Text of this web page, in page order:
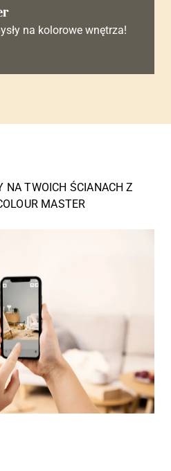
na kolorowe wnętrza!
NA TWOICH ŚCIANACH Z
MASTER